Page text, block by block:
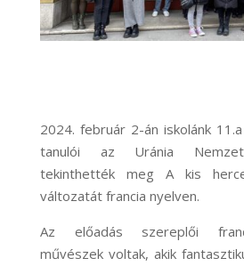
2024. február 2-án iskolánk
tanulói az Uránia Nemzeti
tekinthették meg A kis
változatát francia nyelven.
Az előadás szereplői
művészek voltak, akik